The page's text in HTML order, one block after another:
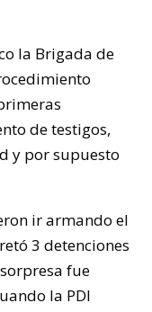
la Brigada de
de testigos,
y por supuesto
ir armando el
3 detenciones
fue
la PDI